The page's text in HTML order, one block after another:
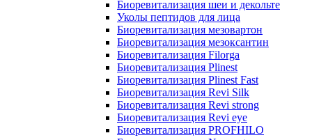
Биоревитализация шеи и декольте
Уколы пептидов для лица
Биоревитализация мезовартон
Биоревитализация мезоксантин
Биоревитализация Filorga
Биоревитализация Plinest
Биоревитализация Plinest Fast
Биоревитализация Revi Silk
Биоревитализация Revi strong
Биоревитализация Revi eye
Биоревитализация PROFHILO